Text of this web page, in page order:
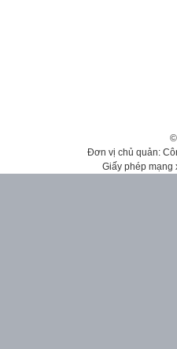
Đơn vị chủ quản:
Giấy phép mạng